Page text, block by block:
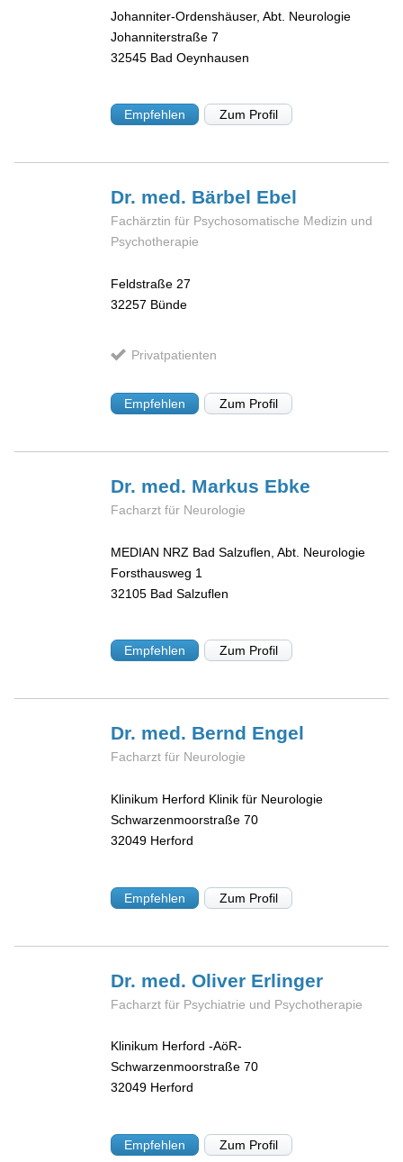
Johanniter-Ordenshäuser, Abt. Neurologie
Johanniterstraße 7
32545 Bad Oeynhausen
Empfehlen Zum Profil
Dr. med. Bärbel Ebel
Fachärztin für Psychosomatische Medizin und
Psychotherapie
Feldstraße 27
32257 Bünde
Privatpatienten
Empfehlen Zum Profil
Dr. med. Markus Ebke
Facharzt für Neurologie
MEDIAN NRZ Bad Salzuflen, Abt. Neurologie
Forsthausweg 1
32105 Bad Salzuflen
Empfehlen Zum Profil
Dr. med. Bernd Engel
Facharzt für Neurologie
Klinikum Herford Klinik für Neurologie
Schwarzenmoorstraße 70
32049 Herford
Empfehlen Zum Profil
Dr. med. Oliver Erlinger
Facharzt für Psychiatrie und Psychotherapie
Klinikum Herford -AöR-
Schwarzenmoorstraße 70
32049 Herford
Empfehlen Zum Profil